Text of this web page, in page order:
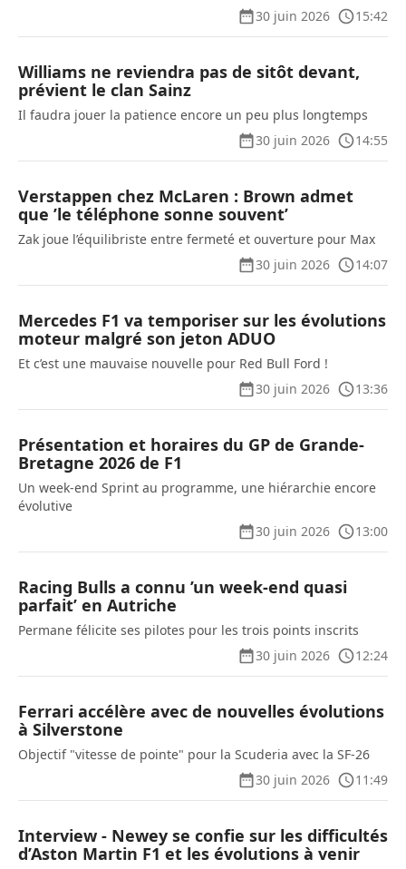
30 juin 2026
15:42
Williams ne reviendra pas de sitôt devant,
prévient le clan Sainz
Il faudra jouer la patience encore un peu plus longtemps
30 juin 2026
14:55
Verstappen chez McLaren : Brown admet
que ’le téléphone sonne souvent’
Zak joue l’équilibriste entre fermeté et ouverture pour Max
30 juin 2026
14:07
Mercedes F1 va temporiser sur les évolutions
moteur malgré son jeton ADUO
Et c’est une mauvaise nouvelle pour Red Bull Ford !
30 juin 2026
13:36
Présentation et horaires du GP de Grande-
Bretagne 2026 de F1
Un week-end Sprint au programme, une hiérarchie encore
évolutive
30 juin 2026
13:00
Racing Bulls a connu ’un week-end quasi
parfait’ en Autriche
Permane félicite ses pilotes pour les trois points inscrits
30 juin 2026
12:24
Ferrari accélère avec de nouvelles évolutions
à Silverstone
Objectif "vitesse de pointe" pour la Scuderia avec la SF-26
30 juin 2026
11:49
Interview - Newey se confie sur les difficultés
d’Aston Martin F1 et les évolutions à venir